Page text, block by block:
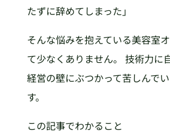
たずに辞めてしまった」
そんな悩みを抱えている美容室
て少なくありません。 技術力に
経営の壁にぶつかって苦しんで
す。
この記事でわかること